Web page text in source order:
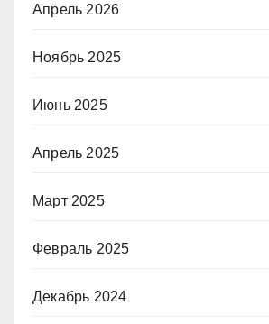
Апрель 2026
Ноябрь 2025
Июнь 2025
Апрель 2025
Март 2025
Февраль 2025
Декабрь 2024